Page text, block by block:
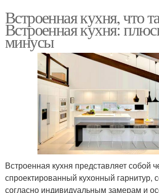
Встроенная кухня, что
Встроенная кухня:
минусы
Встроенная кухня представляет собой
спроектированный кухонный гарнитур,
согласно индивидуальным замерам и